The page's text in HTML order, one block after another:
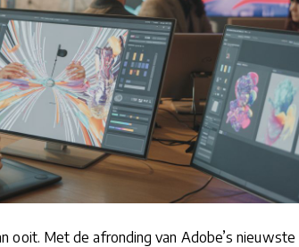
ooit. Met de afronding van Adobe’s nieuwste